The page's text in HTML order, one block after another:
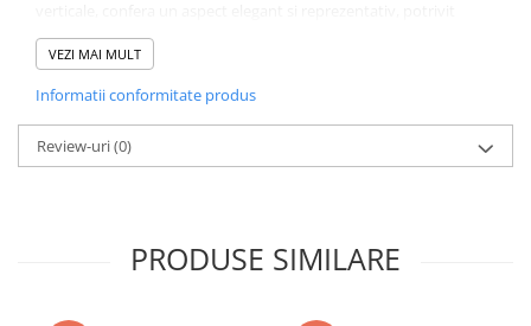
pentru orice tinuta.
Setul contine5 insigne identice
de evenimente. Pot fi oferite participantilor sau purtate de
membrii aceluiasi grup pentru un aspect unitar.
VEZI MAI MULT
Informatii conformitate produs
Review-uri(0)
PRODUSE SIMILARE